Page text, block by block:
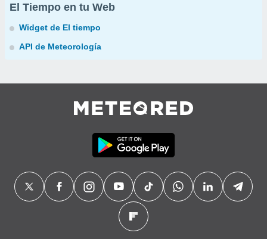
El Tiempo en tu Web
Widget de El tiempo
API de Meteorología